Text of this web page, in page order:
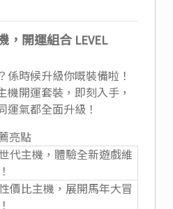
，開運組合 LEVEL
係時候升級你嘅裝備啦！
機開運套裝，即刻入手，
運氣都全面升級！
亮點
代主機，體驗全新遊戲維
價比主機，展開馬年大冒